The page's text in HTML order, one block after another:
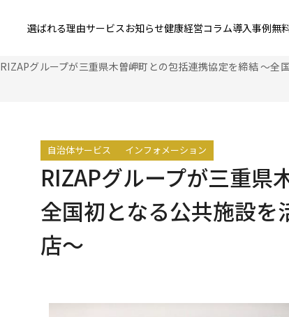
選ばれる理由サービスお知らせ健康経営コラム導入事例無
RIZAPグループが三重県木曽岬町との包括連携協定を締結 ～
自治体サービス インフォメーション
RIZAPグループが三重県
全国初となる公共施設
店～